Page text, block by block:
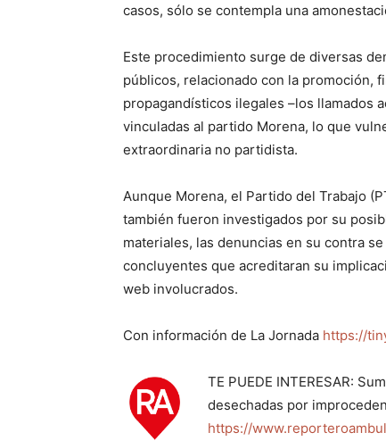
casos, sólo se contempla una
Este procedimiento surge de diversas
públicos, relacionado con la promoción,
propagandísticos ilegales –los llamados
vinculadas al partido Morena, lo que
extraordinaria no partidista.
Aunque Morena, el Partido del Trabajo
también fueron investigados por su
materiales, las denuncias en su contra
concluyentes que acreditaran su
web involucrados.
Con información de La Jornada https://
TE PUEDE INTERESAR:
desechadas por
https://